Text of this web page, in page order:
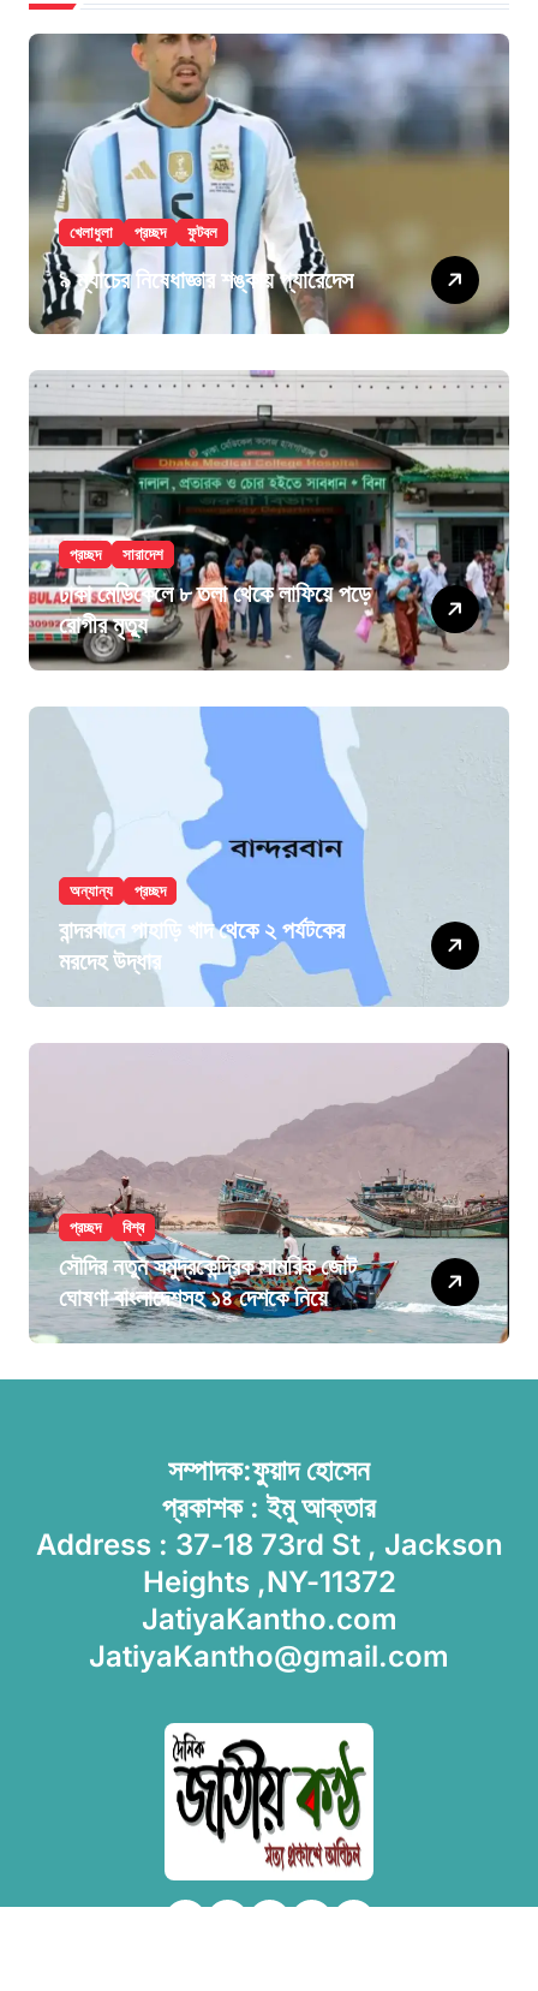
খেলাধুলা প্রচ্ছদ ফুটবল
৯ ম্যাচের নিষেধাজ্ঞার শঙ্কায় প্যারেদেস
প্রচ্ছদ সারাদেশ
ঢাকা মেডিকেলে ৮ তলা থেকে লাফিয়ে পড়ে
রোগীর মৃত্যু
অন্যান্য প্রচ্ছদ
বান্দরবানে পাহাড়ি খাদ থেকে ২ পর্যটকের
মরদেহ উদ্ধার
প্রচ্ছদ বিশ্ব
সৌদির নতুন সমুদ্রকেন্দ্রিক সামরিক জোট
ঘোষণা বাংলাদেশসহ ১৪ দেশকে নিয়ে
সম্পাদক:ফুয়াদ হোসেন
প্রকাশক : ইমু আক্তার
Address : 37-18 73rd St , Jackson
Heights ,NY-11372
JatiyaKantho.com
JatiyaKantho@gmail.com